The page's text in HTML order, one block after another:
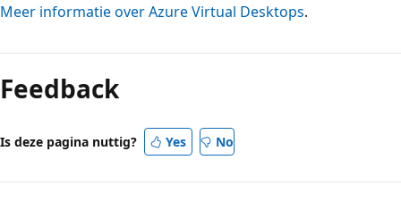
Meer informatie over Azure Virtual Desktops.
Feedback
Is deze pagina nuttig? Yes No